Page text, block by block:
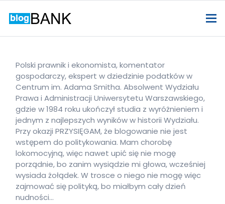
Polski prawnik i ekonomista, komentator
gospodarczy, ekspert w dziedzinie podatków w
Centrum im. Adama Smitha. Absolwent Wydziału
Prawa i Administracji Uniwersytetu Warszawskiego,
gdzie w 1984 roku ukończył studia z wyróżnieniem i
jednym z najlepszych wyników w historii Wydziału.
Przy okazji PRZYSIĘGAM, że blogowanie nie jest
wstępem do politykowania. Mam chorobę
lokomocyjną, więc nawet upić się nie mogę
porządnie, bo zanim wysiądzie mi głowa, wcześniej
wysiada żołądek. W trosce o niego nie mogę więc
zajmować się polityką, bo miałbym cały dzień
nudności…